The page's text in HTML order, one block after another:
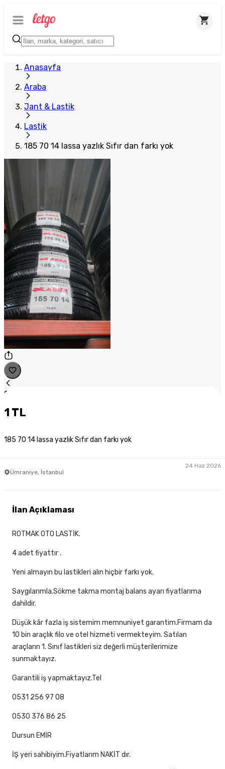
Anasayfa
Araba
Jant & Lastik
Lastik
185 70 14 lassa yazlık Sıfır dan farkı yok
1
1 TL
185 70 14 lassa yazlık Sıfır dan farkı yok
Ümraniye, İstanbul
24 Haz 2026
İlan Açıklaması
ROTMAK OTO LASTİK.
4 adet fiyattır .
Yeni almayın bu lastikleri alın hiçbir farkı yok.
Saygılarımla.Sökme takma montaj balans ayarı fiyatlarıma
dahildir.
Düşük kâr fazla iş sistemim memnuniyet garantim.Firmam da
10 bin araçlık filo ve otel hizmeti vermekteyim. Satılan
araçların 1. Sınıf lastikleri siz değerli müşterilerimize
sunmaktayız.
Garantili iş yapmaktayız.Tel
0531 256 97 08
0530 376 86 25
Dursun EMİR
İŞ yeri sahibiyim.Fiyatlarım NAKİT dır.